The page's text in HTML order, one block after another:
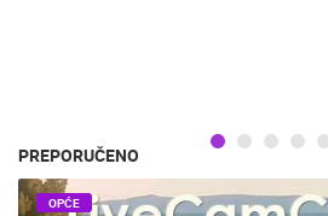
PREPORUČENO
OPĆE